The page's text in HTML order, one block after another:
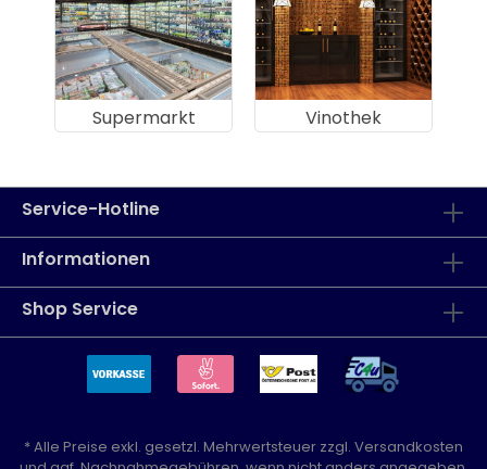
Supermarkt Vinothek
Service-Hotline
Informationen
Shop Service
* Alle Preise exkl. gesetzl. Mehrwertsteuer zzgl. Versandkosten